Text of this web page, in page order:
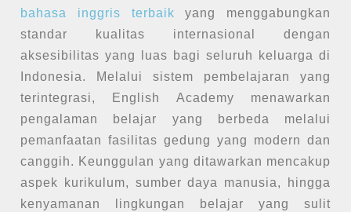
bahasa inggris terbaikyang menggabungkan
standar kualitas internasional dengan
aksesibilitas yang luas bagi seluruh keluarga di
Indonesia. Melalui sistem pembelajaran yang
terintegrasi, English Academy menawarkan
pengalaman belajar yang berbeda melalui
pemanfaatan fasilitas gedung yang modern dan
canggih. Keunggulan yang ditawarkan mencakup
aspek kurikulum, sumber daya manusia, hingga
kenyamanan lingkungan belajar yang sulit